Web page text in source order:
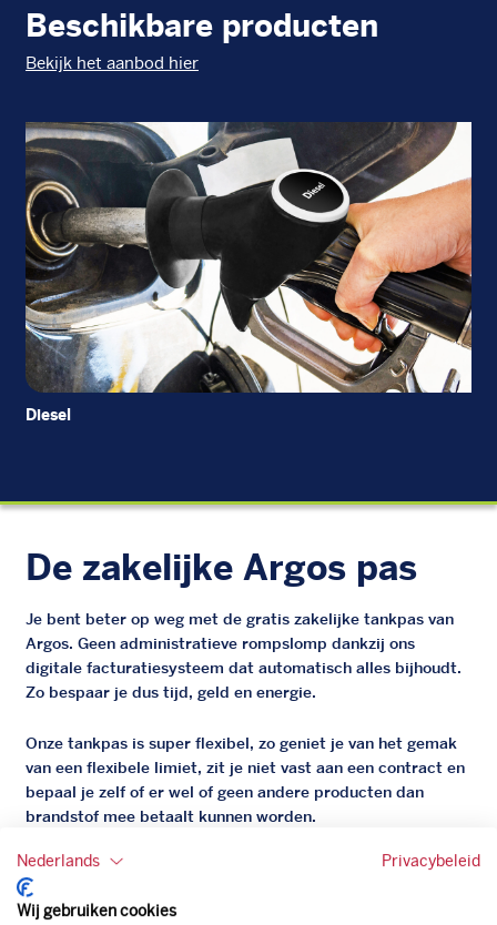
Beschikbare producten
Bekijk het aanbod hier
Diesel
De zakelijke Argos pas
Je bent beter op weg met de gratis zakelijke tankpas van
Argos. Geen administratieve rompslomp dankzij ons
digitale facturatiesysteem dat automatisch alles bijhoudt.
Zo bespaar je dus tijd, geld en energie.
Onze tankpas is super flexibel, zo geniet je van het gemak
van een flexibele limiet, zit je niet vast aan een contract en
bepaal je zelf of er wel of geen andere producten dan
brandstof mee betaalt kunnen worden.
korting. Mocht de pompprijs toch lager zijn dan betaal je
natuurlijk de prijs aan de pomp. Zo ben je altijd verzekerd
van de laagste prijs.
Nederlands Privacybeleid
Wij gebruiken cookies